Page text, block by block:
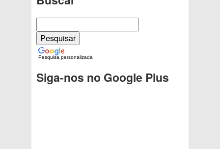
Pesquisa personalizada
Siga-nos no Google Plus